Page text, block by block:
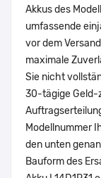
Akkus des
umfassende
vor dem
maximale
Sie nicht
30-tägige Geld-
Modellnummer
den unten
Bauform des